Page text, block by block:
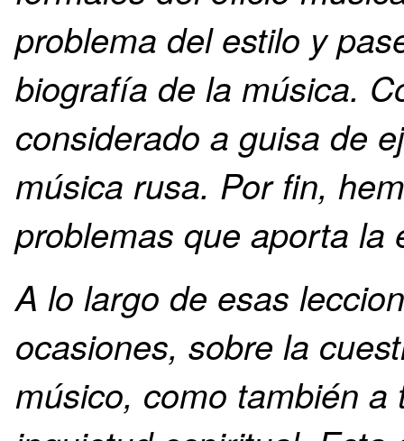
problema del estilo y
biografía de la música.
considerado a guisa de
música rusa. Por fin,
problemas que aporta la
A lo largo de esas
ocasiones, sobre la
músico, como también